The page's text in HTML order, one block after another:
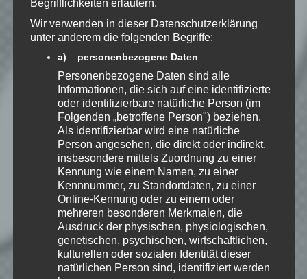
zu, dass meine Angaben dauerhaft
gespeichert werden.
Benachrichtige mich über
nachfolgende Kommentare via E-
Mail.
Benachrichtige mich über neue
Beiträge via E-Mail.
EmKa
Ich bin leidenschaftlicher
Gamer und schaue mir
eigentlich alles Neue an.
Begrifflichkeiten erläutern.
Wir verwenden in dieser Datenschutzerklärung
unter anderem die folgenden Begriffe:
a) personenbezogene Daten
Personenbezogene Daten sind alle
Informationen, die sich auf eine identifizierte
oder identifizierbare natürliche Person (im
Folgenden „betroffene Person") beziehen.
Als identifizierbar wird eine natürliche
Person angesehen, die direkt oder indirekt,
insbesondere mittels Zuordnung zu einer
Kennung wie einem Namen, zu einer
Kennnummer, zu Standortdaten, zu einer
Online-Kennung oder zu einem oder
mehreren besonderen Merkmalen, die
Ausdruck der physischen, physiologischen,
genetischen, psychischen, wirtschaftlichen,
kulturellen oder sozialen Identität dieser
natürlichen Person sind, identifiziert werden